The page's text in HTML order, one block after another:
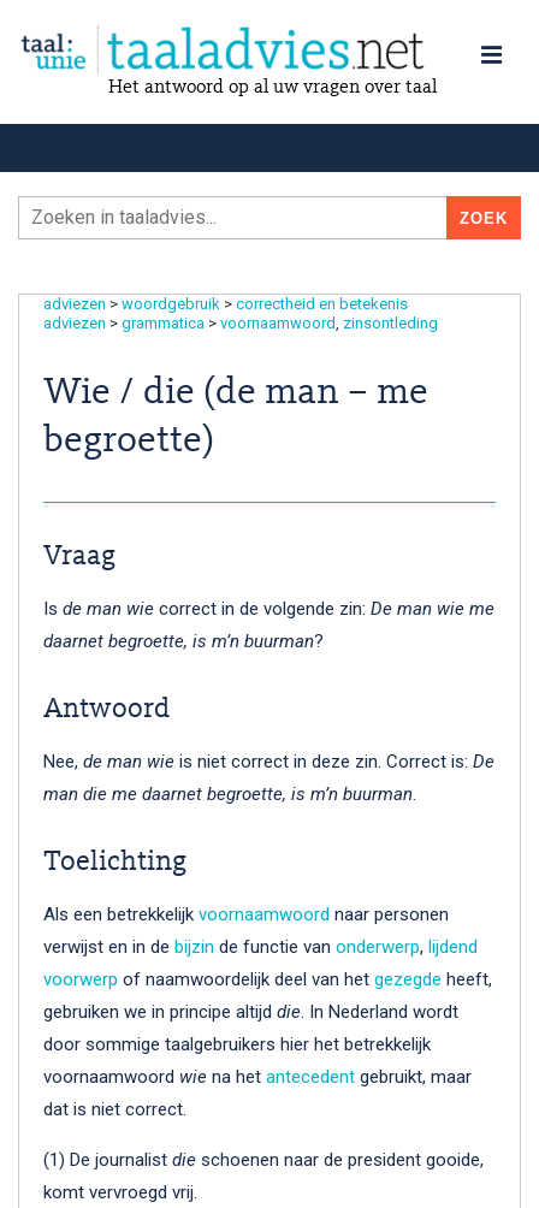
Het antwoord op al uw vragen over taal
adviezen > woordgebruik > correctheid en betekenis
adviezen > grammatica > voornaamwoord zinsontleding
Wie / die (de man – me
begroette)
Vraag
Is de man wie correct in de volgende zin: De man wie me
daarnet begroette, is m’n buurman?
Antwoord
Nee, de man wie is niet correct in deze zin. Correct is: De
man die me daarnet begroette, is m’n buurman.
Toelichting
Als een betrekkelijk voornaamwoord naar personen
verwijst en in de bijzin de functie van onderwerp, lijdend
voorwerp of naamwoordelijk deel van het gezegde heeft,
gebruiken we in principe altijd die. In Nederland wordt
door sommige taalgebruikers hier het betrekkelijk
voornaamwoord wie na het antecedent gebruikt, maar
dat is niet correct.
(1) De journalist die schoenen naar de president gooide,
komt vervroegd vrij.